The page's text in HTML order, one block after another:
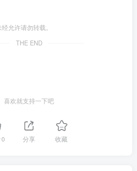
允许请勿转载。
THE END
喜欢就支持一下吧
0 分享 收藏